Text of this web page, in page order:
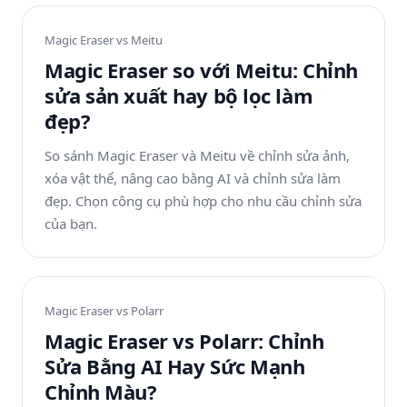
Magic Eraser vs Meitu
Magic Eraser so với Meitu: Chỉnh
sửa sản xuất hay bộ lọc làm
đẹp?
So sánh Magic Eraser và Meitu về chỉnh sửa ảnh,
xóa vật thể, nâng cao bằng AI và chỉnh sửa làm
đẹp. Chọn công cụ phù hợp cho nhu cầu chỉnh sửa
của bạn.
Magic Eraser vs Polarr
Magic Eraser vs Polarr: Chỉnh
Sửa Bằng AI Hay Sức Mạnh
Chỉnh Màu?